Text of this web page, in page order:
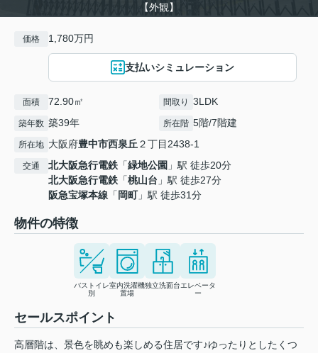
【外観】
価格 1,780万円
支払いシミュレーション
面積 72.90㎡ 間取り 3LDK
築年数 築39年 所在階 5階/7階建
所在地 大阪府豊中市西泉丘２丁目2438-1
交通 北大阪急行電鉄 「緑地公園 」駅 徒歩20分
北大阪急行電鉄 「桃山台 」駅 徒歩27分
阪急宝塚本線 「 岡町」駅 徒歩31分
物件の特徴
バストイレ
別
室内洗濯機
置場
独立洗面台エレベータ
ー
セールスポイント
高層階は、景色を眺めも楽しめる住居です♪ゆったりとしたくつ